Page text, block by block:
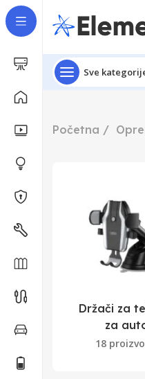
Sve
Početna
Držači za
za
18